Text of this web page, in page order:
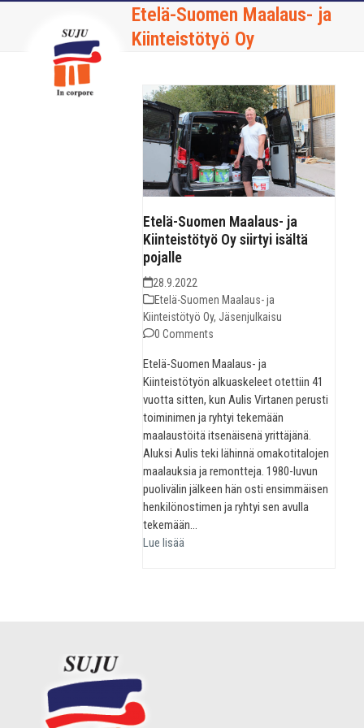
mobile
menu
mobile
menu
Etelä-Suomen Maalaus- ja
Kiinteistötyö Oy
Etelä-Suomen Maalaus- ja
Kiinteistötyö Oy siirtyi isältä
pojalle
28.9.2022
Etelä-Suomen Maalaus- ja
Kiinteistötyö Oy, Jäsenjulkaisu
0 Comments
Etelä-Suomen Maalaus- ja
Kiinteistötyön alkuaskeleet otettiin 41
vuotta sitten, kun Aulis Virtanen perusti
toiminimen ja ryhtyi tekemään
maalaustöitä itsenäisenä yrittäjänä.
Aluksi Aulis teki lähinnä omakotitalojen
maalauksia ja remontteja. 1980-luvun
puolivälin jälkeen hän osti ensimmäisen
henkilönostimen ja ryhtyi sen avulla
tekemään…
Lue lisää